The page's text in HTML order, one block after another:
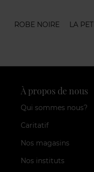
ROBE NOIRE LA
À propos de nous
Qui sommes nous?
Caritatif
Nos magasins
Nos instituts